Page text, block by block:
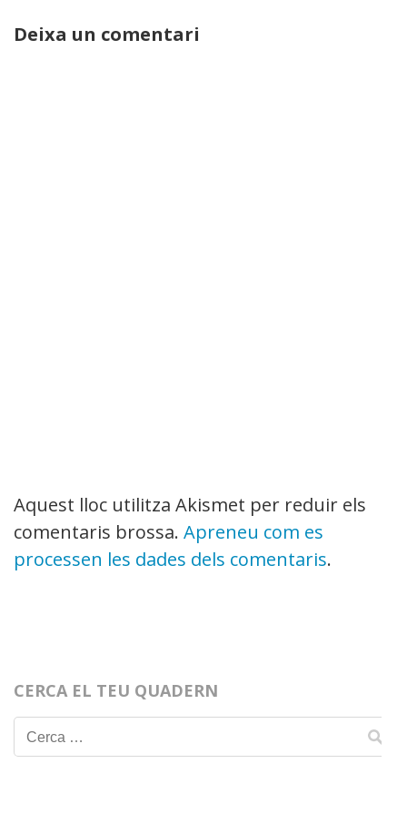
Deixa un comentari
Aquest lloc utilitza Akismet per reduir els
comentaris brossa. Apreneu com es
processen les dades dels comentaris.
CERCA EL TEU QUADERN
Cerca: